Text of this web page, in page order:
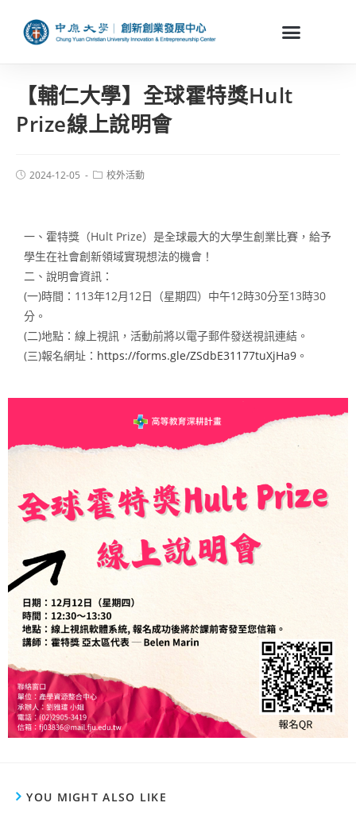
【輔仁大學】全球霍特獎Hult
Prize線上說明會
2024-12-05 校外活動
一、霍特獎（Hult Prize）是全球最大的大學生創業比賽，給予
學生在社會創新領域實現想法的機會！
二、說明會資訊：
(一)時間：113年12月12日（星期四）中午12時30分至13時30
分。
(二)地點：線上視訊，活動前將以電子郵件發送視訊連結。
(三)報名網址： https://forms.gle/ZSdbE31177tuXjHa9 。
YOU MIGHT ALSO LIKE